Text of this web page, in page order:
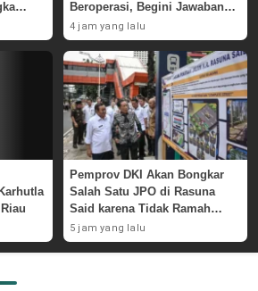
Beroperasi, Begini Jawaban
Pemerintah
4 jam yang lalu
Pemprov DKI Akan Bongkar
Salah Satu JPO di Rasuna
Said karena Tidak Ramah
Disabilitas
5 jam yang lalu